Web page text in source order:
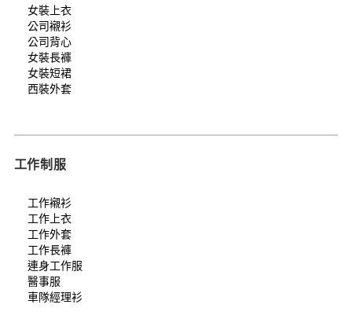
女裝上衣
公司襯衫
公司背心
女裝長褲
女裝短裙
西裝外套
工作制服
工作襯衫
工作上衣
工作外套
工作長褲
連身工作服
醫事服
車隊經理衫